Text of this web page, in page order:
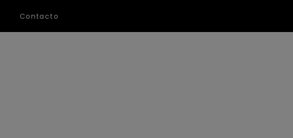
Contacto